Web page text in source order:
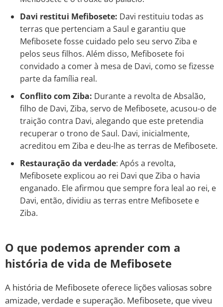
Davi restitui Mefibosete: Davi restituiu todas as
terras que pertenciam a Saul e garantiu que
Mefibosete fosse cuidado pelo seu servo Ziba e
pelos seus filhos. Além disso, Mefibosete foi
convidado a comer à mesa de Davi, como se fizesse
parte da família real.
Conflito com Ziba: Durante a revolta de Absalão,
filho de Davi, Ziba, servo de Mefibosete, acusou-o de
traição contra Davi, alegando que este pretendia
recuperar o trono de Saul. Davi, inicialmente,
acreditou em Ziba e deu-lhe as terras de Mefibosete.
Restauração da verdade: Após a revolta,
Mefibosete explicou ao rei Davi que Ziba o havia
enganado. Ele afirmou que sempre fora leal ao rei, e
Davi, então, dividiu as terras entre Mefibosete e
Ziba.
O que podemos aprender com a
história de vida de Mefibosete
A história de Mefibosete oferece lições valiosas sobre
amizade, verdade e superação. Mefibosete, que viveu